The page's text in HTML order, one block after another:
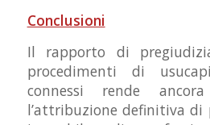
Conclusioni
Il rapporto di
procedimenti di
connessi rende
l’attribuzione definitiva di